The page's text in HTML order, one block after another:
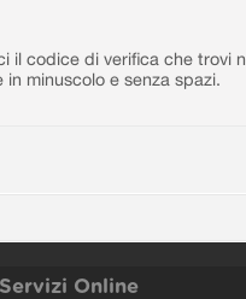
il codice di verifica che trovi
minuscolo e senza spazi.
Servizi Online